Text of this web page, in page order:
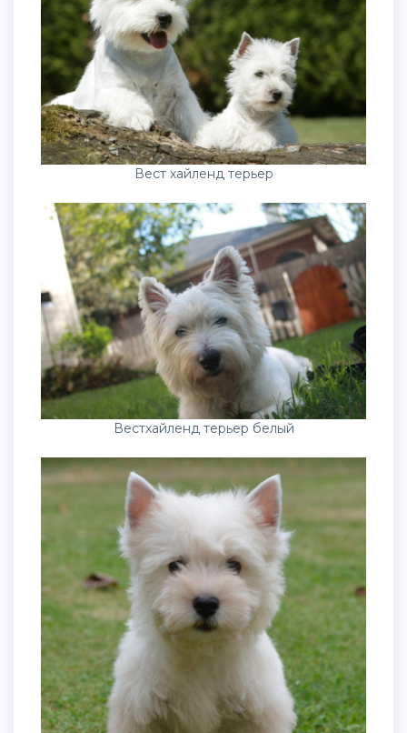
Вест хайленд терьер
Вестхайленд терьер белый